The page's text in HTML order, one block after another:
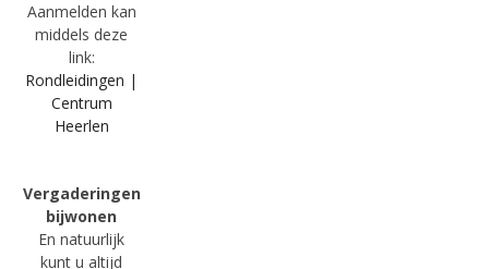
Aanmelden kan
middels deze
link:
Rondleidingen |
Centrum
Heerlen
Vergaderingen
bijwonen
En natuurlijk
kunt u altijd